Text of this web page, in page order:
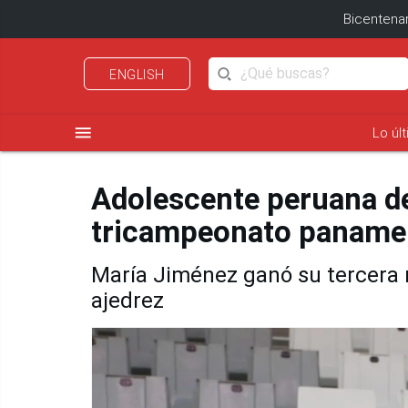
ENGLISH
menu Lo
Adolescente peruana
tricampeonato
María Jiménez ganó su
ajedrez